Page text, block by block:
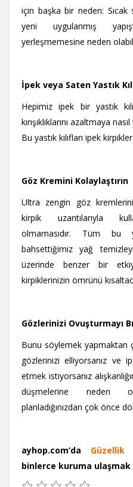
için başka bir neden: Sıcak
yeni uygulanmış
yerleşmemesine neden
İpek veya Saten Yastık
Hepimiz ipek bir yastık
kırışıklıklarını azaltmaya
Bu yastık kılıfları ipek
Göz Kremini Kolaylaştırın
Ultra zengin göz
kirpik uzantılarıyla
olmamasıdır. Tüm bu
bahsettiğimiz yağ
üzerinde benzer bir
kirpiklerinizin ömrünü
Gözlerinizi Ovuşturmayı
Bunu söylemek yapmaktan
gözlerinizi elliyorsanız ve
etmek istiyorsanız
düşmelerine neden
planladığınızdan çok önce
ayhop.com’da Güzellik
binlerce kuruma ulaşmak